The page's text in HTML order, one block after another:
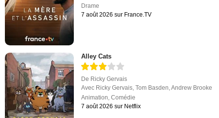
Drame
7 août 2026 sur France.TV
Alley Cats
De Ricky Gervais
Avec Ricky Gervais,Tom Basden,Andrew Brooke
Animation,Comédie
7 août 2026 sur Netflix